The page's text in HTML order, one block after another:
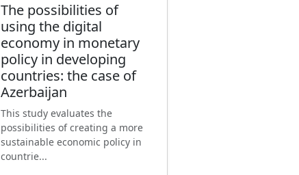
The possibilities of
using the digital
economy in monetary
policy in developing
countries: the case of
Azerbaijan
This study evaluates the
possibilities of creating a more
sustainable economic policy in
countrie...